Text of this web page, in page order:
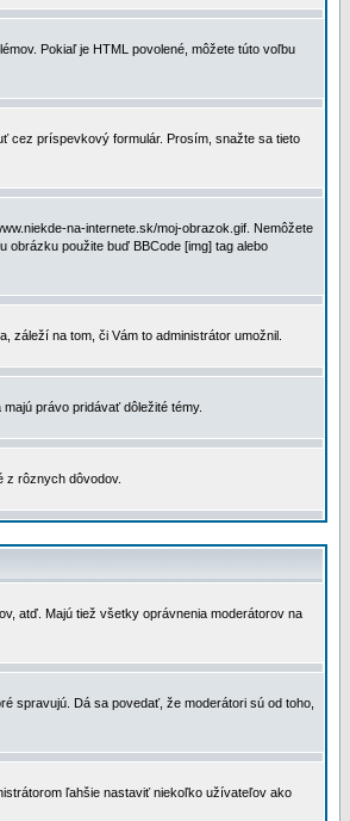
Pokiaľ je HTML povolené, môžete túto voľbu
cez príspevkový formulár. Prosím, snažte sa tieto
na-internete.sk/moj-obrazok.gif. Nemôžete
použite buď BBCode [img] tag alebo
záleží na tom, či Vám to administrátor umožnil.
právo pridávať dôležité témy.
z rôznych dôvodov.
atď. Majú tiež všetky oprávnenia moderátorov na
spravujú. Dá sa povedať, že moderátori sú od toho,
ľahšie nastaviť niekoľko užívateľov ako